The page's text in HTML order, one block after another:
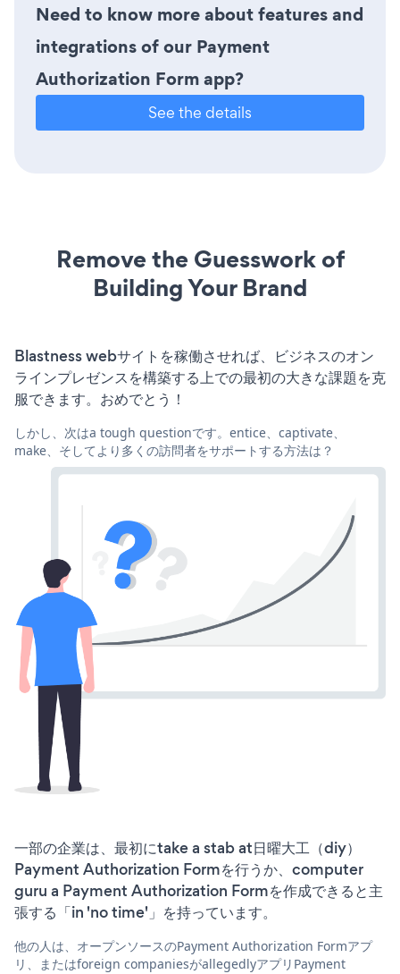
Need to know more about features and
integrations of our Payment
Authorization Form app?
See the details
Remove the Guesswork of
Building Your Brand
Blastness webサイトを稼働させれば、ビジネスのオン
ラインプレゼンスを構築する上での最初の大きな課題を克
服できます。おめでとう！
しかし、次はa tough questionです。entice、captivate、
make、そしてより多くの訪問者をサポートする方法は？
一部の企業は、最初にtake a stab at日曜大工（diy）
Payment Authorization Formを行うか、computer
guru a Payment Authorization Formを作成できると主
張する「in 'no time'」を持っています。
他の人は、オープンソースのPayment Authorization Formアプ
リ、またはforeign companiesがallegedlyアプリPayment